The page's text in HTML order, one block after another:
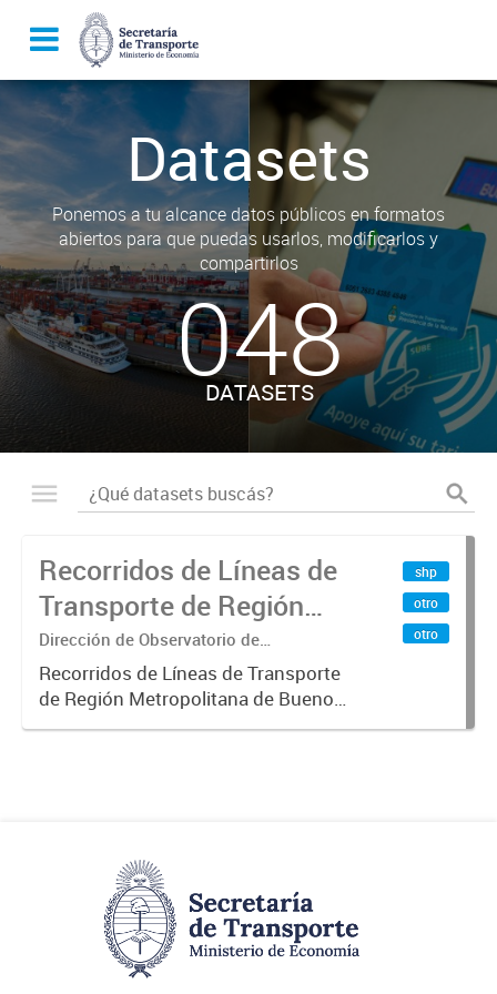
Datasets
Ponemos a tu alcance datos públicos en formatos
abiertos para que puedas usarlos, modificarlos y
compartirlos
048
DATASETS
Recorridos de Líneas de
Transporte de Región
Metropolitana de
Buenos Aires (RMBA)
Dirección de Observatorio de
Transporte, Estudio y Sistemas
Recorridos de Líneas de Transporte
de Región Metropolitana de Buenos
Aires (RMBA).-
shp
otro
otro